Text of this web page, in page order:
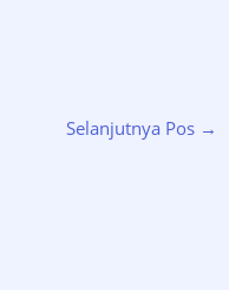
Selanjutnya Pos →